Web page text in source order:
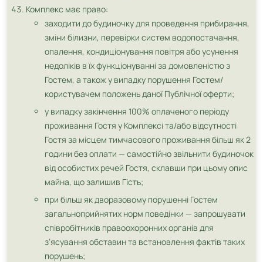
Комплекс має право:
заходити до будиночку для проведення прибирання,
зміни білизни, перевірки систем водопостачання,
опалення, кондиціонування повітря або усунення
недоліків в їх функціонуванні за домовленістю з
Гостем, а також у випадку порушення Гостем/
користувачем положень даної Публічної оферти;
у випадку закінчення 100% оплаченого періоду
проживання Гостя у Комплексі та/або відсутності
Гостя за місцем тимчасового проживання більш як 2
години без оплати — самостійно звільнити будиночок
від особистих речей Гостя, склавши при цьому опис
майна, що залишив Гість;
при більш як дворазовому порушенні Гостем
загальноприйнятих норм поведінки — запрошувати
співробітників правоохоронних органів для
з’ясування обставин та встановлення фактів таких
порушень;